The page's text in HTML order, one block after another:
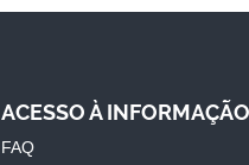
ACESSO À INFORMAÇÃO
FAQ